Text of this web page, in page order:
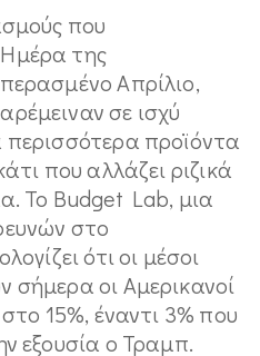
που
της
Απρίλιο,
σε ισχύ
προϊόντα
που αλλάζει ριζικά
Το Budget Lab, μια
στο
ότι οι μέσοι
οι Αμερικανοί
15%, έναντι 3% που
εξουσία ο Τραμπ.